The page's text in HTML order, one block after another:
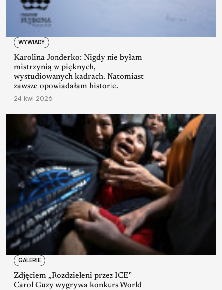
WYWIADY
Karolina Jonderko: Nigdy nie byłam
mistrzynią w pięknych,
wystudiowanych kadrach. Natomiast
zawsze opowiadałam historie.
24 kwi 2026
GALERIE
Zdjęciem „Rozdzieleni przez ICE”
Carol Guzy wygrywa konkurs World